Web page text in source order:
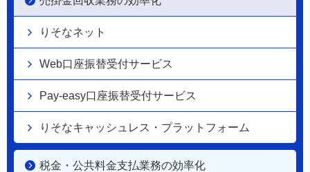
りそなネット
Web口座振替受付サービス
Pay-easy口座振替受付サービス
りそなキャッシュレス・プラットフォーム
税金・公共料金支払業務の効率化